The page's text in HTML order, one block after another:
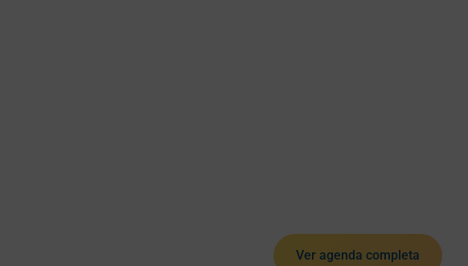
Ver agenda completa